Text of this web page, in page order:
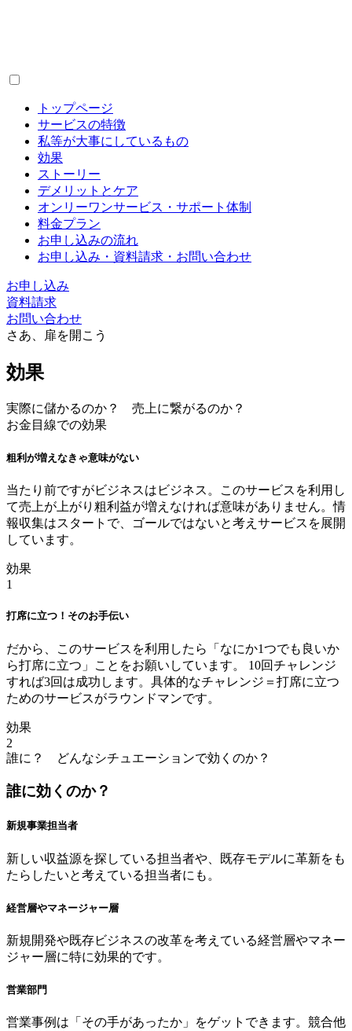
トップページ
サービスの特徴
私等が大事にしているもの
効果
ストーリー
デメリットとケア
オンリーワンサービス・サポート体制
料金プラン
お申し込みの流れ
お申し込み・資料請求・お問い合わせ
お申し込み
資料請求
お問い合わせ
さあ、扉を開こう
効果
実際に儲かるのか？ 売上に繋がるのか？
お金目線での効果
粗利が増えなきゃ意味がない
当たり前ですがビジネスはビジネス。このサービスを利用し
て売上が上がり粗利益が増えなければ意味がありません。情
報収集はスタートで、ゴールではないと考えサービスを展開
しています。
効果
1
打席に立つ！そのお手伝い
だから、このサービスを利用したら「なにか1つでも良いか
ら打席に立つ」ことをお願いしています。 10回チャレンジ
すれば3回は成功します。具体的なチャレンジ＝打席に立つ
ためのサービスがラウンドマンです。
効果
2
誰に？ どんなシチュエーションで効くのか？
誰に効くのか？
新規事業担当者
新しい収益源を探している担当者や、既存モデルに革新をも
たらしたいと考えている担当者にも。
経営層やマネージャー層
新規開発や既存ビジネスの改革を考えている経営層やマネー
ジャー層に特に効果的です。
営業部門
営業事例は「その手があったか」をゲットできます。競合他